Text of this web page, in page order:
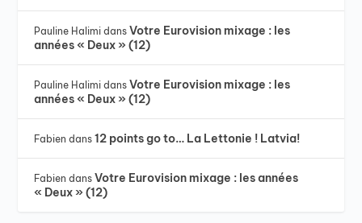
Pauline Halimi dansVotre Eurovision mixage : les
années « Deux » (12)
Pauline Halimi dansVotre Eurovision mixage : les
années « Deux » (12)
Fabien dans12 points go to… La Lettonie ! Latvia!
Fabien dansVotre Eurovision mixage : les années
« Deux » (12)